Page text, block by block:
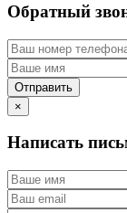
Обратный
×
Написать